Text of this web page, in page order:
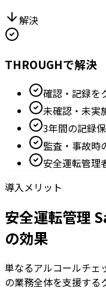
解決
THROUGHで解決
確認・記録を
未確認・未実
3年間の記録
監査・事故時
安全運転管理
導入メリット
安全運転管理
の効果
単なるアルコールチェ
の業務全体を支援する